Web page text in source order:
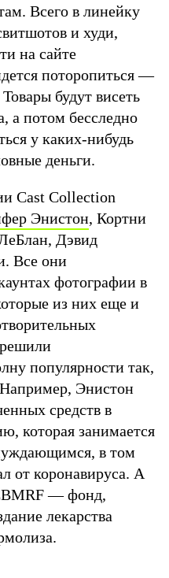
Всего в линейку
и худи,
на сайте
поторопиться —
будут висеть
а потом бесследно
у каких-нибудь
деньги.
Cast Collection
Энистон, Кортни
Дэвид
Все они
фотографии в
из них еще и
популярности так,
Энистон
средств в
которая занимается
в том
от коронавируса. А
— фонд,
лекарства